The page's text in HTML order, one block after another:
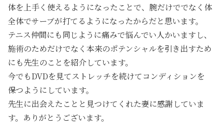
体を上手く使えるようになったことで、腕だけででなく体
全体でサーブが打てるようになったからだと思います。
テニス仲間にも同じように痛みで悩んでい人かいますし、
施術のためだけでなく本来のポテンシャルを引き出すため
にも先生のことを紹介しています。
今でもDVDを見てストレッチを続けてコンディションを
保つようにしています。
先生に出会えたことと見つけてくれた妻に感謝していま
す。ありがとうございます。